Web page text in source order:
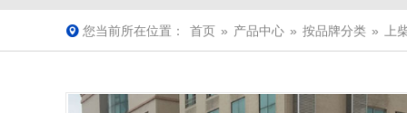
您当前所在位置： 首页 » 产品中心 » 按品牌分类 » 上